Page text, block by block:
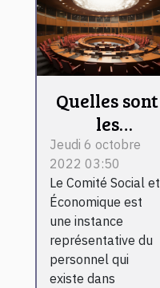
Quelles sont
les
différentes
commissions
du Comité
Social et
Économique
?
Jeudi 6 octobre
2022 03:50
Le Comité Social et
Économique est
une instance
représentative du
personnel qui
existe dans